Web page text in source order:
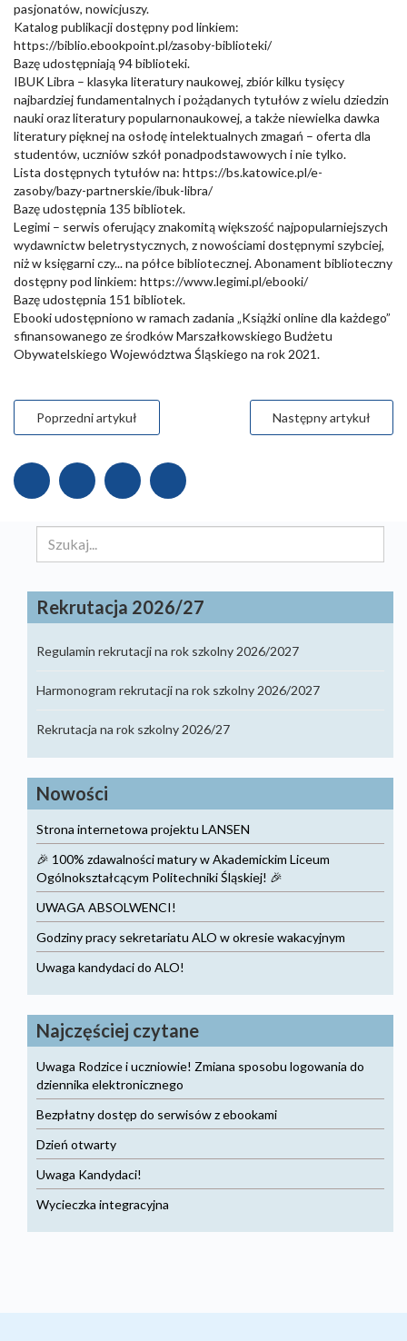
pasjonatów, nowicjuszy.
Katalog publikacji dostępny pod linkiem:
https://biblio.ebookpoint.pl/zasoby-biblioteki/
Bazę udostępniają 94 biblioteki.
IBUK Libra – klasyka literatury naukowej, zbiór kilku tysięcy
najbardziej fundamentalnych i pożądanych tytułów z wielu dziedzin
nauki oraz literatury popularnonaukowej, a także niewielka dawka
literatury pięknej na osłodę intelektualnych zmagań – oferta dla
studentów, uczniów szkół ponadpodstawowych i nie tylko.
Lista dostępnych tytułów na: https://bs.katowice.pl/e-
zasoby/bazy-partnerskie/ibuk-libra/
Bazę udostępnia 135 bibliotek.
Legimi – serwis oferujący znakomitą większość najpopularniejszych
wydawnictw beletrystycznych, z nowościami dostępnymi szybciej,
niż w księgarni czy... na półce bibliotecznej. Abonament biblioteczny
dostępny pod linkiem: https://www.legimi.pl/ebooki/
Bazę udostępnia 151 bibliotek.
Ebooki udostępniono w ramach zadania „Książki online dla każdego”
sfinansowanego ze środków Marszałkowskiego Budżetu
Obywatelskiego Województwa Śląskiego na rok 2021.
Poprzedni artykuł Następny artykuł
Rekrutacja 2026/27
Regulamin rekrutacji na rok szkolny 2026/2027
Harmonogram rekrutacji na rok szkolny 2026/2027
Rekrutacja na rok szkolny 2026/27
Nowości
Strona internetowa projektu LANSEN
🎉 100% zdawalności matury w Akademickim Liceum
Ogólnokształcącym Politechniki Śląskiej! 🎉
UWAGA ABSOLWENCI!
Godziny pracy sekretariatu ALO w okresie wakacyjnym
Uwaga kandydaci do ALO!
Najczęściej czytane
Uwaga Rodzice i uczniowie! Zmiana sposobu logowania do
dziennika elektronicznego
Bezpłatny dostęp do serwisów z ebookami
Dzień otwarty
Uwaga Kandydaci!
Wycieczka integracyjna